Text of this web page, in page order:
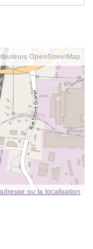
OpenStreetMap
ou la localisation